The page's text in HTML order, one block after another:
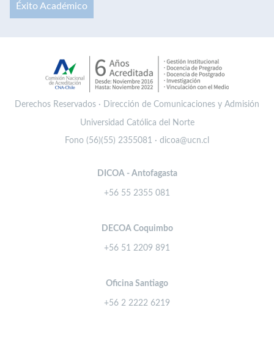
Éxito Académico
Derechos Reservados · Dirección de Comunicaciones y Admisión
Universidad Católica del Norte
Fono (56)(55) 2355081 · dicoa@ucn.cl
DICOA - Antofagasta
+56 55 2355 081
DECOA Coquimbo
+56 51 2209 891
Oficina Santiago
+56 2 2222 6219